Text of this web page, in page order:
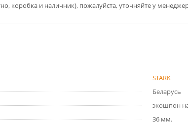
коробка и наличник), пожалуйста, уточняйте у
STARK
Беларусь
экошпон
36 мм.